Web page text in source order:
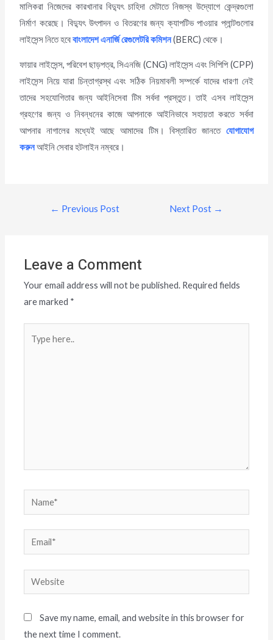
মালিকরা নিজেদের কারখানার বিদ্যুৎ চাহিদা মেটাতে নিজস্ব উদ্যোগে কেন্দ্রগুলো
নির্মাণ করেছে।বিদ্যুৎ উৎপাদন ও বিতরণের জন্য ক্যাপটিভ পাওয়ার প্লান্টগুলোর
লাইসেন্স নিতে হবেবাংলাদেশ এনার্জি রেগুলেটরি কমিশন(BERC) থেকে।
ফায়ার লাইসেন্স, পরিবেশ ছাড়পত্র, সিএনজি (CNG) লাইসেন্স এবং সিপিপি (CPP)
লাইসেন্স নিয়ে যারা চিন্তাগ্রস্থ এবং সঠিক নিয়মাবলী সম্পর্কে যাদের ধারণা নেই
তাদের সহযোগিতার জন্য আইনিসেবা টিম সর্বদা প্রস্তুত। তাই এসব লাইসেন্স
গ্রহণের জন্য ও নিবন্ধনের কাজে আপনাকে আইনিভাবে সহায়তা করতে সর্বদা
আপনার নাগালের মধ্যেই আছে আমাদের টিম। বিস্তারিত জানতে যোগাযোগ
করুনআইনি সেবার হটলাইন নম্বরে।
← Previous Post Next Post →
Leave a Comment
Your email address will not be published. Required fields
are marked *
Save my name, email, and website in this browser for
the next time I comment.